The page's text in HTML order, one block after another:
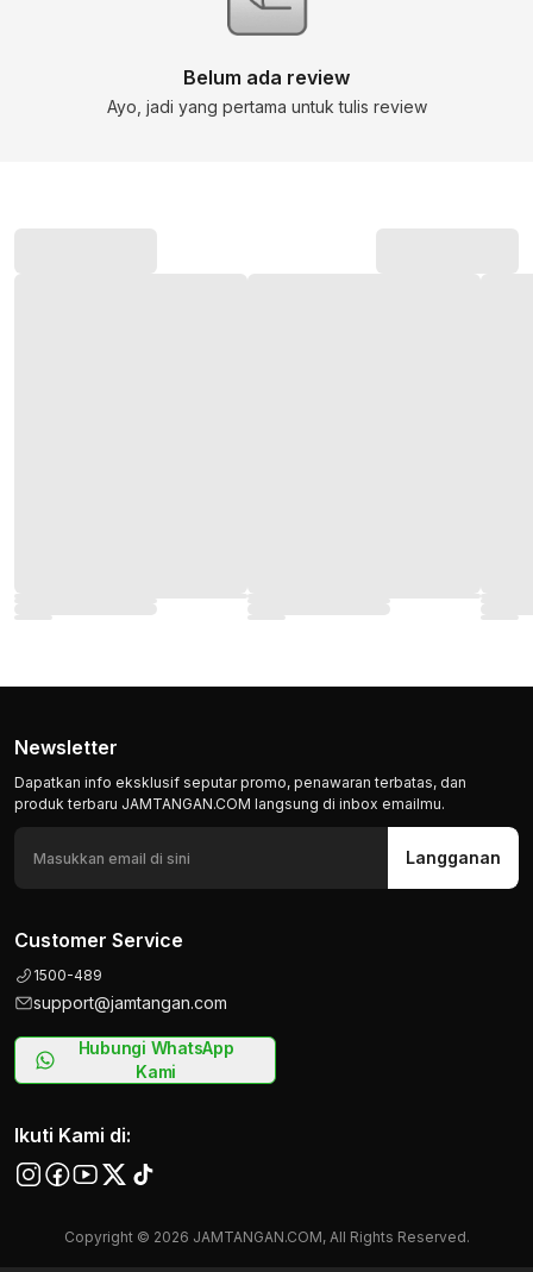
Newsletter
Dapatkan info eksklusif seputar promo, penawaran terbatas, dan
produk terbaru JAMTANGAN.COM langsung di inbox emailmu.
Langganan
Customer Service
1500-489
support@jamtangan.com
Hubungi WhatsApp
Kami
Ikuti Kami di:
Copyright © 2026 JAMTANGAN.COM, All Rights Reserved.
Belum ada review
Ayo, jadi yang pertama untuk tulis review